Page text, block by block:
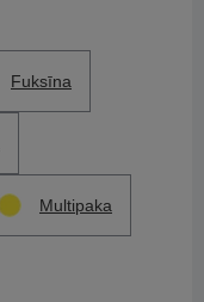
Fuksīna
Multipaka